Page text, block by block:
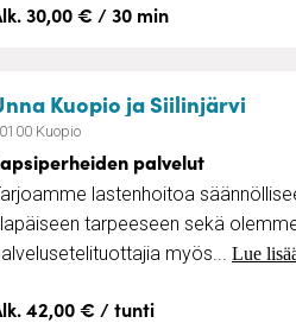
30,00 € / 30 min
Kuopio ja Siilinjärvi
Kuopio
palvelut
lastenhoitoa
tarpeeseen sekä
myös... Lue
42,00 € / tunti